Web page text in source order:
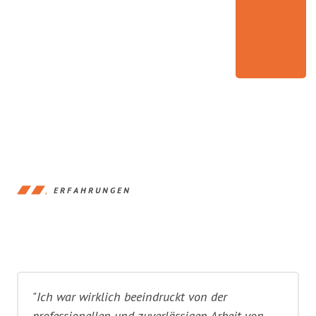
ERFAHRUNGEN
"Ich war wirklich beeindruckt von der